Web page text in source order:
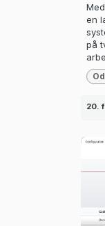
en
på
20.